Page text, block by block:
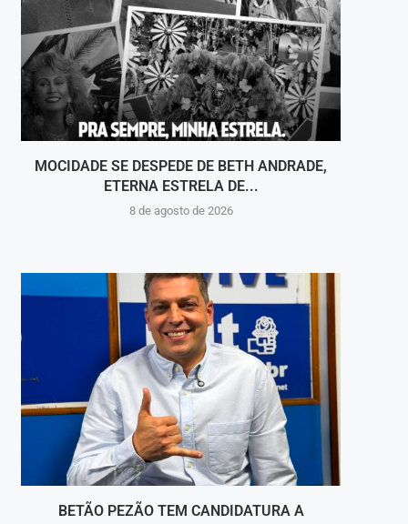
MOCIDADE SE DESPEDE DE BETH ANDRADE,
ETERNA ESTRELA DE...
8 de agosto de 2026
BETÃO PEZÃO TEM CANDIDATURA A